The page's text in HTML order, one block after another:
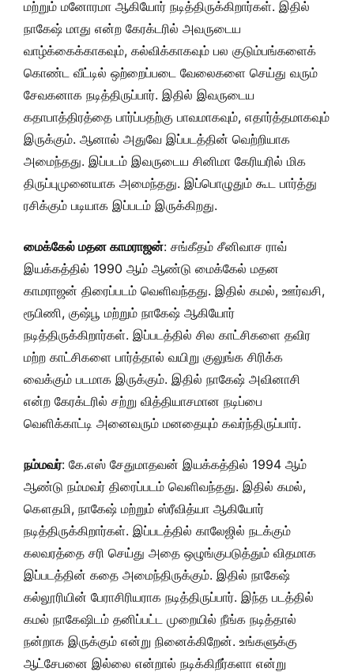
மற்றும் மனோரமா ஆகியோர் நடித்திருக்கிறார்கள். இதில்
நாகேஷ் மாது என்ற கேரக்டரில் அவருடைய
வாழ்க்கைக்காகவும், கல்விக்காகவும் பல குடும்பங்களைக்
கொண்ட வீட்டில் ஒற்றைப்படை வேலைகளை செய்து வரும்
சேவகனாக நடித்திருப்பார். இதில் இவருடைய
கதாபாத்திரத்தை பார்ப்பதற்கு பாவமாகவும், எதார்த்தமாகவும்
இருக்கும். ஆனால் அதுவே இப்படத்தின் வெற்றியாக
அமைந்தது. இப்படம் இவருடைய சினிமா கேரியரில் மிக
திருப்புமுனையாக அமைந்தது. இப்பொழுதும் கூட பார்த்து
ரசிக்கும் படியாக இப்படம் இருக்கிறது.
மைக்கேல் மதன காமராஜன்: சங்கீதம் சீனிவாச ராவ்
இயக்கத்தில் 1990 ஆம் ஆண்டு மைக்கேல் மதன
காமராஜன் திரைப்படம் வெளிவந்தது. இதில் கமல், ஊர்வசி,
ரூபிணி, குஷ்பூ மற்றும் நாகேஷ் ஆகியோர்
நடித்திருக்கிறார்கள். இப்படத்தில் சில காட்சிகளை தவிர
மற்ற காட்சிகளை பார்த்தால் வயிறு குலுங்க சிரிக்க
வைக்கும் படமாக இருக்கும். இதில் நாகேஷ் அவினாசி
என்ற கேரக்டரில் சற்று வித்தியாசமான நடிப்பை
வெளிக்காட்டி அனைவரும் மனதையும் கவர்ந்திருப்பார்.
நம்மவர்: கே.எஸ் சேதுமாதவன் இயக்கத்தில் 1994 ஆம்
ஆண்டு நம்மவர் திரைப்படம் வெளிவந்தது. இதில் கமல்,
கௌதமி, நாகேஷ் மற்றும் ஸ்ரீவித்யா ஆகியோர்
நடித்திருக்கிறார்கள். இப்படத்தில் காலேஜில் நடக்கும்
கலவரத்தை சரி செய்து அதை ஒழுங்குபடுத்தும் விதமாக
இப்படத்தின் கதை அமைந்திருக்கும். இதில் நாகேஷ்
கல்லூரியின் பேராசிரியராக நடித்திருப்பார். இந்த படத்தில்
கமல் நாகேஷிடம் தனிப்பட்ட முறையில் நீங்க நடித்தால்
நன்றாக இருக்கும் என்று நினைக்கிறேன். உங்களுக்கு
ஆட்சேபனை இல்லை என்றால் நடிக்கிறீர்களா என்று